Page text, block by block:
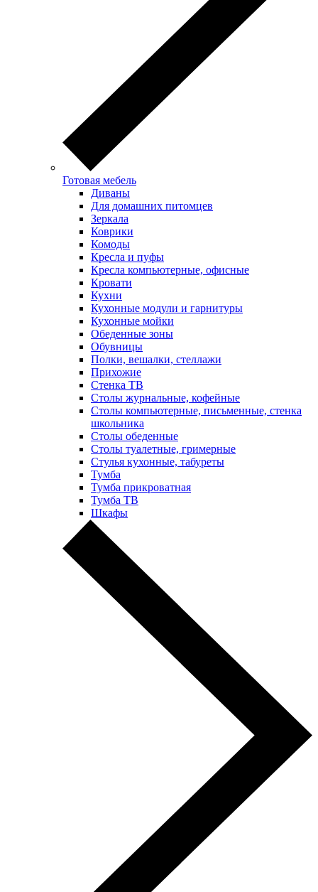
Готовая мебель
Диваны
Для домашних питомцев
Зеркала
Коврики
Комоды
Кресла и пуфы
Кресла компьютерные, офисные
Кровати
Кухни
Кухонные модули и гарнитуры
Кухонные мойки
Обеденные зоны
Обувницы
Полки, вешалки, стеллажи
Прихожие
Стенка ТВ
Столы журнальные, кофейные
Столы компьютерные, письменные, стенка
школьника
Столы обеденные
Столы туалетные, гримерные
Стулья кухонные, табуреты
Тумба
Тумба прикроватная
Тумба ТВ
Шкафы